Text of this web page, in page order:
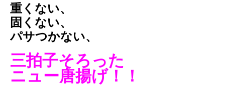
重くない、
固くない、
パサつかない、
三拍子そろった
ニュー唐揚げ！！